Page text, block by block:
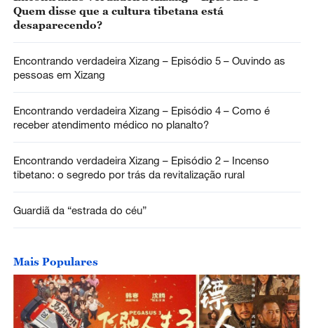
Quem disse que a cultura tibetana está
desaparecendo?
Encontrando verdadeira Xizang – Episódio 5 – Ouvindo as
pessoas em Xizang
Encontrando verdadeira Xizang – Episódio 4 – Como é
receber atendimento médico no planalto?
Encontrando verdadeira Xizang – Episódio 2 – Incenso
tibetano: o segredo por trás da revitalização rural
Guardiã da “estrada do céu”
Mais Populares